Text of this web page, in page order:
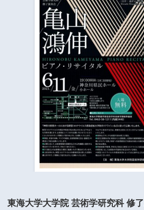
・ イベント一覧
・ イベントカレンダー
休館中の県民ホールについて
・ 施設概要
・ パイプオルガン
・ 神奈川県民ホールの取り組み
神奈川県立県民ホールSNS
​​​​​​​​​​​​​神奈川県立県民ホール
ギャラリーSNS
東海大学大学院 芸術学研究科 修